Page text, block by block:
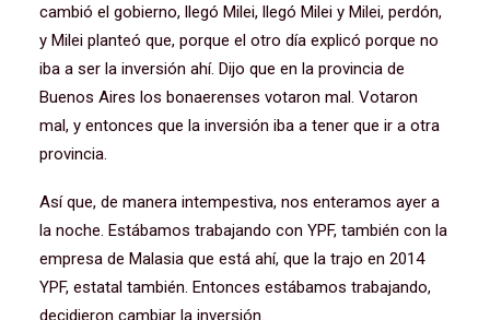
cambió el gobierno, llegó Milei, llegó Milei y Milei, perdón,
y Milei planteó que, porque el otro día explicó porque no
iba a ser la inversión ahí. Dijo que en la provincia de
Buenos Aires los bonaerenses votaron mal. Votaron
mal, y entonces que la inversión iba a tener que ir a otra
provincia.
Así que, de manera intempestiva, nos enteramos ayer a
la noche. Estábamos trabajando con YPF, también con la
empresa de Malasia que está ahí, que la trajo en 2014
YPF, estatal también. Entonces estábamos trabajando,
decidieron cambiar la inversión.